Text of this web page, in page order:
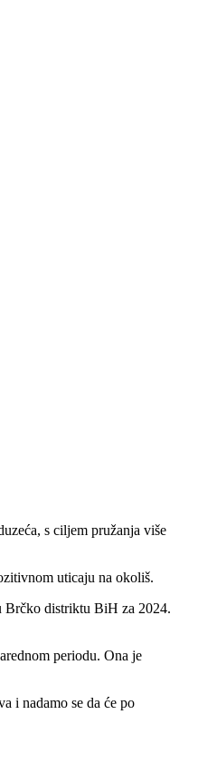
s ciljem pružanja više
uticaju na okoliš.
Brčko distriktu BiH za 2024.
periodu. Ona je
i nadamo se da će po